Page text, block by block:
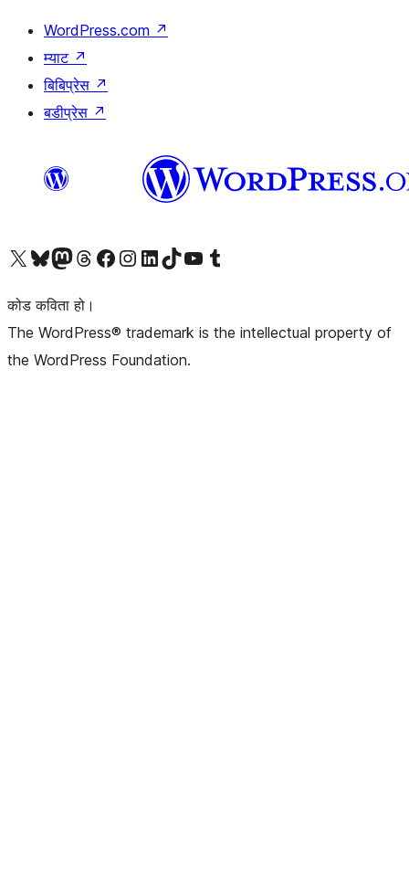
WordPress.com ↗
म्याट ↗
बिबिप्रेस ↗
बडीप्रेस ↗
हाम्रो X (पहिले ट्विटर) खातामा जानुहोस्
हाम्रो Bluesky खाता भ्रमण गर्नुहोस्
हाम्रो म्यास्टोडन खाता भ्रमण गर्नुहोस्
हाम्रो थ्रेड्स खातामा जानुहोस्
हाम्रो फेसबुक पेजमा जानुहोस्
हाम्रो इन्स्टाग्राम खातामा जानुहोस्
हाम्रो लिङ्क्डइन खातामा जानुहोस्
हाम्रो TikTok खाता भ्रमण गर्नुहोस्
हाम्रो युट्युब च्यानलमा जानुहोस्
हाम्रो टम्बलर खाता भ्रमण गर्नुहोस्
कोड कविता हो।
The WordPress® trademark is the intellectual property of
the WordPress Foundation.